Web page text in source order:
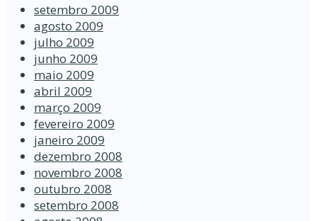
setembro 2009
agosto 2009
julho 2009
junho 2009
maio 2009
abril 2009
março 2009
fevereiro 2009
janeiro 2009
dezembro 2008
novembro 2008
outubro 2008
setembro 2008